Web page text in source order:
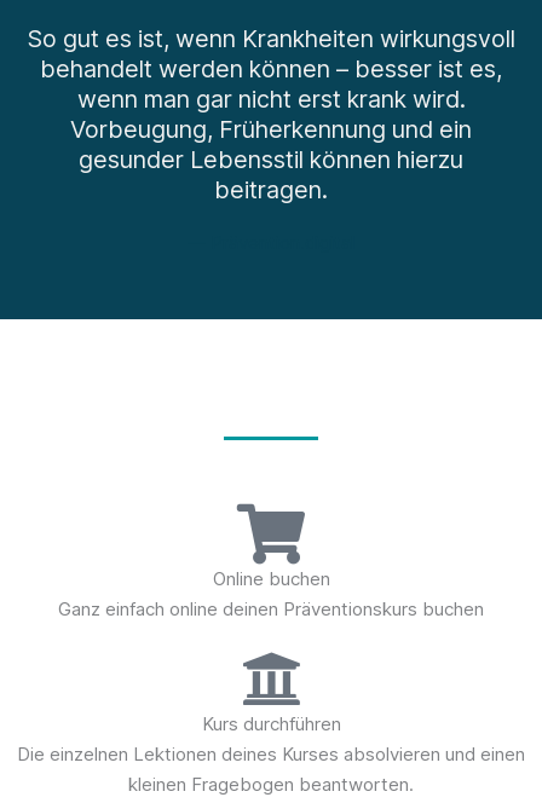
zu den Kursen
So gut es ist, wenn Krankheiten wirkungsvoll
behandelt werden können – besser ist es,
wenn man gar nicht erst krank wird.
Vorbeugung, Früherkennung und ein
gesunder Lebensstil können hierzu
beitragen.
Online buchen
Ganz einfach online deinen Präventionskurs buchen
Kurs durchführen
Die einzelnen Lektionen deines Kurses absolvieren und einen
kleinen Fragebogen beantworten.